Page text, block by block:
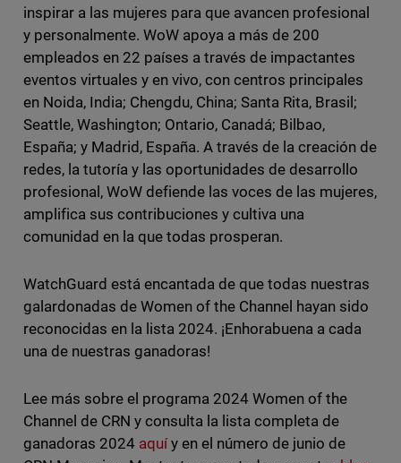
inspirar a las mujeres para que avancen profesional
y personalmente. WoW apoya a más de 200
empleados en 22 países a través de impactantes
eventos virtuales y en vivo, con centros principales
en Noida, India; Chengdu, China; Santa Rita, Brasil;
Seattle, Washington; Ontario, Canadá; Bilbao,
España; y Madrid, España. A través de la creación de
redes, la tutoría y las oportunidades de desarrollo
profesional, WoW defiende las voces de las mujeres,
amplifica sus contribuciones y cultiva una
comunidad en la que todas prosperan.
WatchGuard está encantada de que todas nuestras
galardonadas de Women of the Channel hayan sido
reconocidas en la lista 2024. ¡Enhorabuena a cada
una de nuestras ganadoras!
Lee más sobre el programa 2024 Women of the
Channel de CRN y consulta la lista completa de
ganadoras 2024 aquíy en el número de junio de